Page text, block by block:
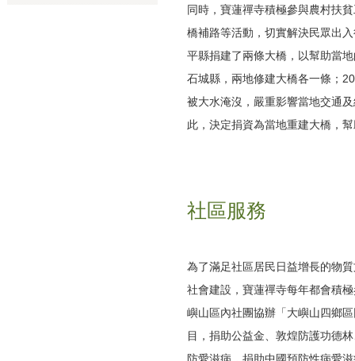
同時，寶蓮禪寺積極參與農村扶
橋補路等活動，切實解決民眾出
平縣捐建了兩條大橋，以幫助當
石城縣，兩地修建大橋各一條；
被大水淹沒，嚴重影響當地交通
此，決定捐資為當地重建大橋，
社區服務
為了滿足社區居民日益增長的物
社會建設，寶蓮禪寺每年都會積
嶼山區內社團協辦「大嶼山四鄉
目，捐助公益金、敦煌防護功德